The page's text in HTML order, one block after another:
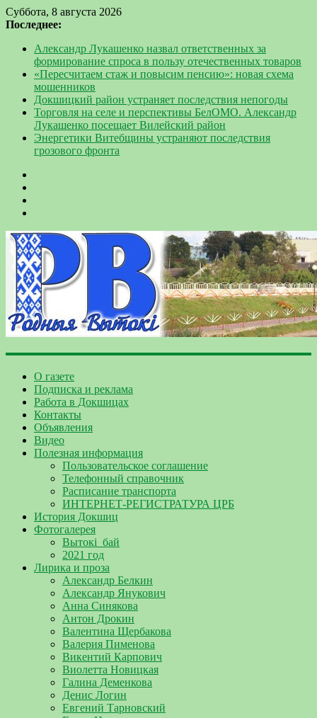
Суббота, 8 августа 2026
Последнее:
Александр Лукашенко назвал ответственных за
формирование спроса в пользу отечественных товаров
«Пересчитаем стаж и повысим пенсию»: новая схема
мошенников
Докшицкий район устраняет последствия непогоды
Торговля на селе и перспективы БелОМО. Александр
Лукашенко посещает Вилейский район
Энергетики Витебщины устраняют последствия
грозового фронта
О газете
Подписка и реклама
Работа в Докшицах
Контакты
Объявления
Видео
Полезная информация
Пользовательское соглашение
Телефонный справочник
Расписание транспорта
ИНТЕРНЕТ-РЕГИСТРАТУРА ЦРБ
История Докшиц
Фотогалерея
Вытокі_бай
2021 год
Лирика и проза
Александр Белкин
Александр Янукович
Анна Синякова
Антон Дрокин
Валентина Щербакова
Валерия Пименова
Викентий Карпович
Виолетта Новицкая
Галина Деменкова
Денис Логин
Евгений Тарновский